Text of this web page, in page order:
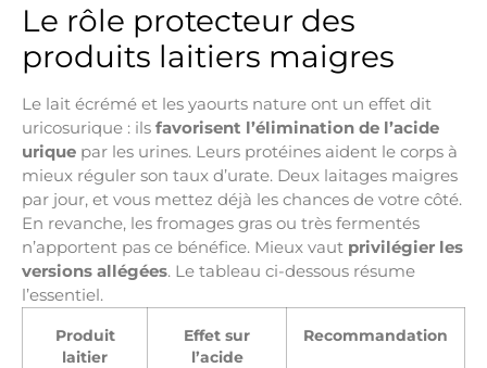
Le rôle protecteur des
produits laitiers maigres
Le lait écrémé et les yaourts nature ont un effet dit
uricosurique : ils favorisent l’élimination de l’acide
urique par les urines. Leurs protéines aident le corps à
mieux réguler son taux d’urate. Deux laitages maigres
par jour, et vous mettez déjà les chances de votre côté.
En revanche, les fromages gras ou très fermentés
n’apportent pas ce bénéfice. Mieux vaut privilégier les
versions allégées. Le tableau ci-dessous résume
l’essentiel.
Produit
laitier
Effet sur
l’acide
Recommandation